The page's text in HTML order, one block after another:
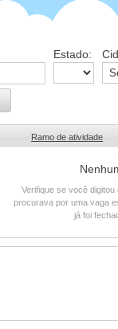
Estado:
Ramo de atividade
Verifique se você
procurava por uma vaga
já foi